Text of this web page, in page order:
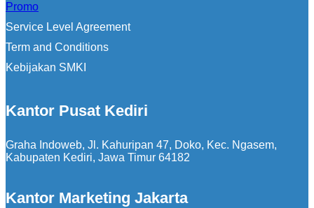
Promo
Service Level Agreement
Term and Conditions
Kebijakan SMKI
Kantor Pusat Kediri
Graha Indoweb, Jl. Kahuripan 47, Doko, Kec. Ngasem,
Kabupaten Kediri, Jawa Timur 64182
Kantor Marketing Jakarta